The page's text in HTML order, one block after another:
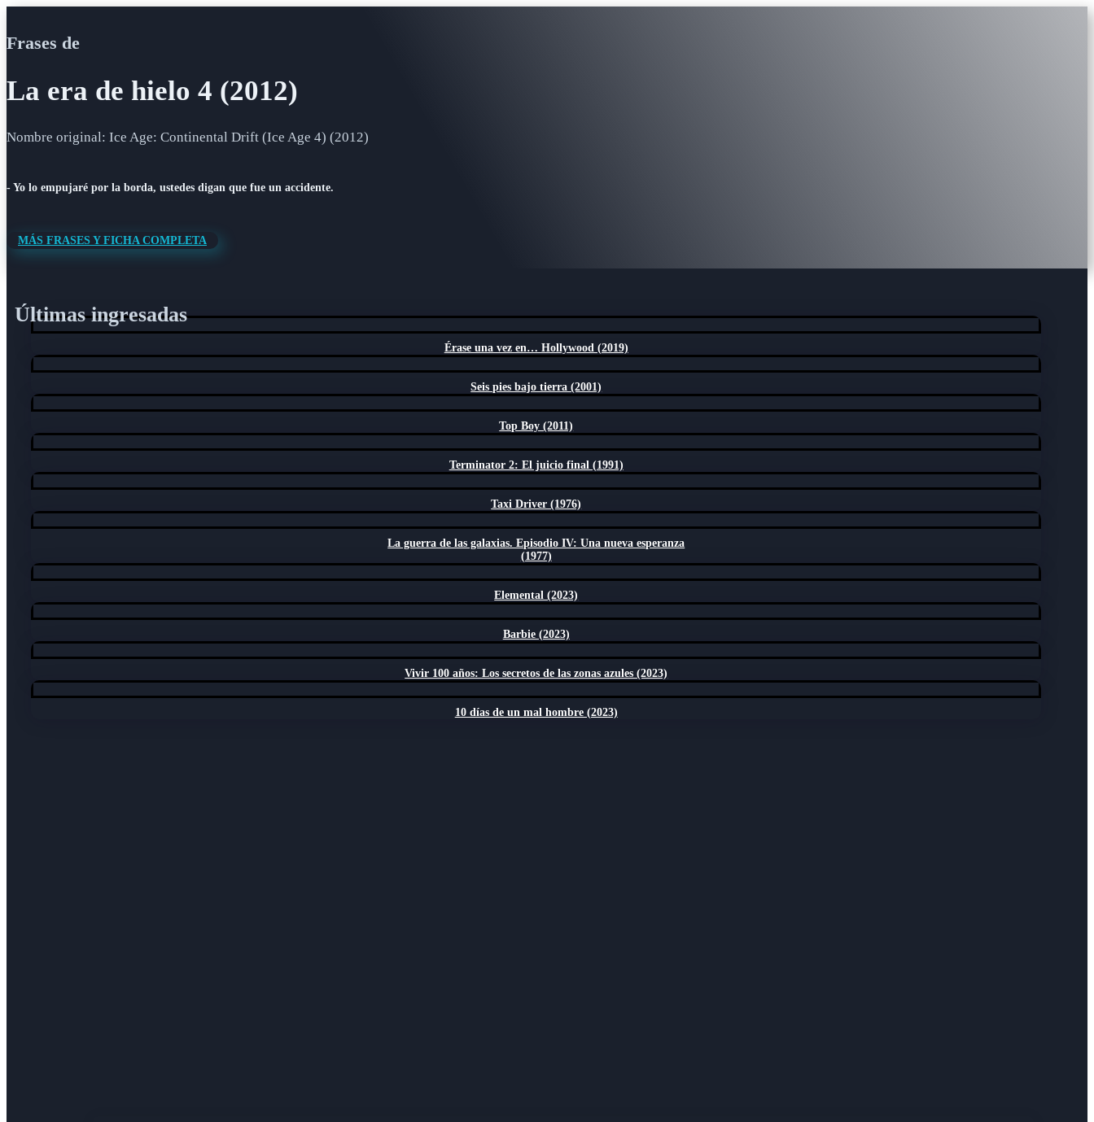
Frases de
La era de hielo 4 (2012)
Nombre original: Ice Age: Continental Drift (Ice Age 4) (2012)
- Yo lo empujaré por la borda, ustedes digan que fue un accidente.
MÁS FRASES Y FICHA COMPLETA
Últimas ingresadas
Érase una vez en… Hollywood (2019)
Seis pies bajo tierra (2001)
Top Boy (2011)
Terminator 2: El juicio final (1991)
Taxi Driver (1976)
La guerra de las galaxias. Episodio IV: Una nueva esperanza
(1977)
Elemental (2023)
Barbie (2023)
Vivir 100 años: Los secretos de las zonas azules (2023)
10 días de un mal hombre (2023)